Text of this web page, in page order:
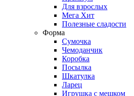
Для взрослых
Мега Хит
Полезные сладости
Форма
Сумочка
Чемоданчик
Коробка
Посылка
Шкатулка
Ларец
Игрушка с мешком